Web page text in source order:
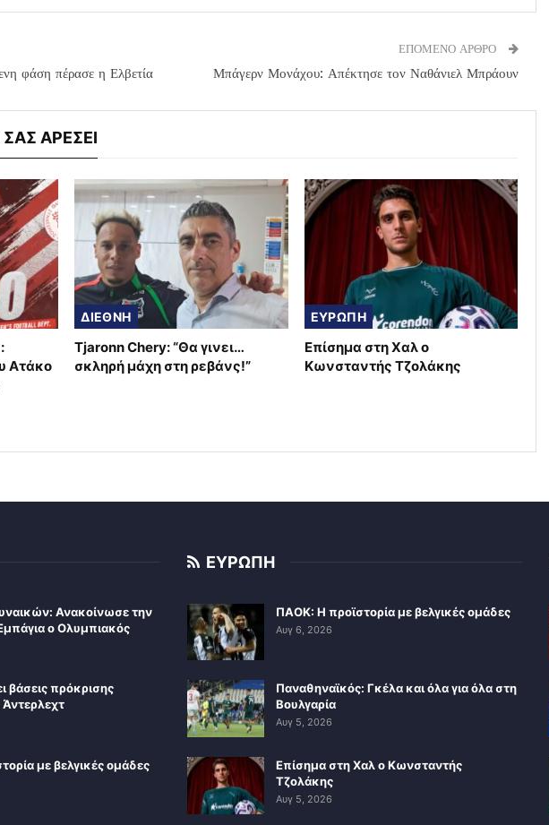
φάση πέρασε η Ελβετία
ΕΠΟΜΕΝΟ ΑΡΘΡΟ
Μπάγερν Μονάχου: Απέκτησε τον Ναθάνιελ Μπράουν
ΑΡΕΣΕΙ
Ατάκο
ΔΙΕΘΝΗ
Tjaronn Chery: “Θα γινει…
σκληρή μάχη στη ρεβάνς!”
ΕΥΡΩΠΗ
Επίσημα στη Χαλ ο
Κωνσταντής Τζολάκης
Ανακοίνωσε την
ο Ολυμπιακός
βάσεις πρόκρισης
με βελγικές ομάδες
ΕΥΡΩΠΗ
ΠΑΟΚ: Η προϊστορία με βελγικές ομάδες
Αυγ 6, 2026
Παναθηναϊκός: Γκέλα και όλα για όλα στη
Βουλγαρία
Αυγ 5, 2026
Επίσημα στη Χαλ ο Κωνσταντής
Τζολάκης
Αυγ 5, 2026